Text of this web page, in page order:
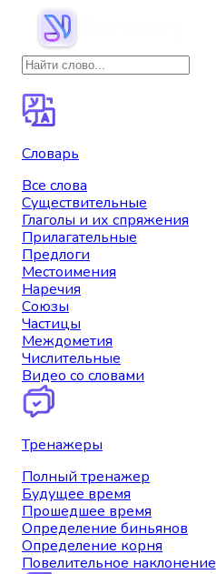
Словарь
Все слова
Существительные
Глаголы и их спряжения
Прилагательные
Предлоги
Местоимения
Наречия
Союзы
Частицы
Междометия
Числительные
Видео со словами
Тренажеры
Полный тренажер
Будущее время
Прошедшее время
Определение биньянов
Определение корня
Повелительное наклонение